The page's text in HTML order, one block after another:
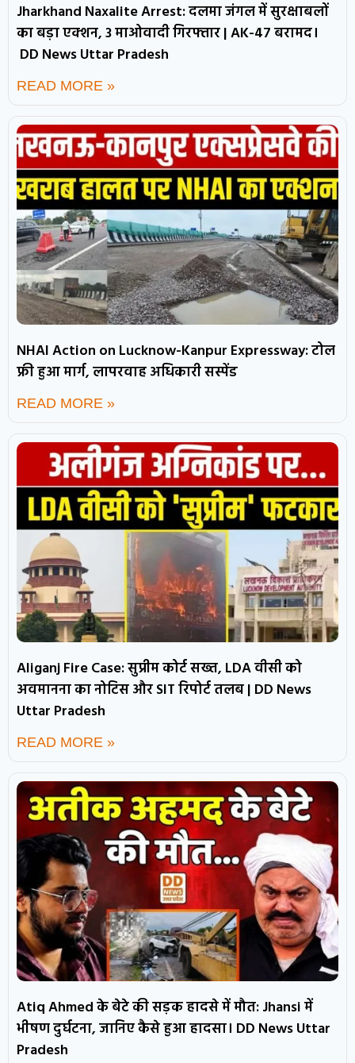
Jharkhand Naxalite Arrest: दलमा जंगल में सुरक्षाबलों
का बड़ा एक्शन, 3 माओवादी गिरफ्तार | AK-47 बरामद।
DD News Uttar Pradesh
READ MORE »
NHAI Action on Lucknow-Kanpur Expressway: टोल
फ्री हुआ मार्ग, लापरवाह अधिकारी सस्पेंड
READ MORE »
Aliganj Fire Case: सुप्रीम कोर्ट सख्त, LDA वीसी को
अवमानना का नोटिस और SIT रिपोर्ट तलब | DD News
Uttar Pradesh
READ MORE »
Atiq Ahmed के बेटे की सड़क हादसे में मौत: Jhansi में
भीषण दुर्घटना, जानिए कैसे हुआ हादसा। DD News Uttar
Pradesh